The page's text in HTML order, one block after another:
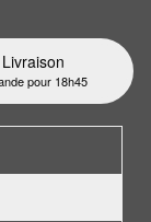
Livraison
pour 18h45